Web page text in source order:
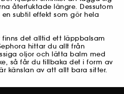
återfuktade längre. Dessutom
subtil effekt som gör hela
finns det alltid ett läppbalsam
hittar du allt från
oljor och lätta balm med
så får du tillbaka det i form av
känslan av att allt bara sitter.